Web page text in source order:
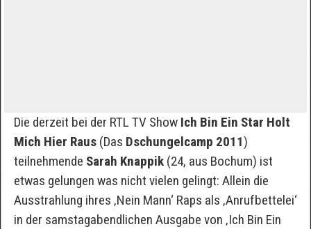
Die derzeit bei der RTL TV Show Ich Bin Ein Star Holt
Mich Hier Raus(Das Dschungelcamp 2011)
teilnehmende Sarah Knappik(24, aus Bochum) ist
etwas gelungen was nicht vielen gelingt: Allein die
Ausstrahlung ihres ‚Nein Mann‘ Raps als ‚Anrufbettelei‘
in der samstagabendlichen Ausgabe von ‚Ich Bin Ein